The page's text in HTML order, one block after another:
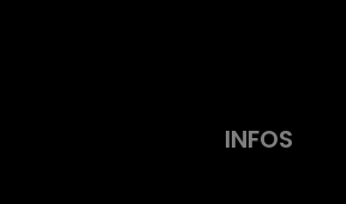
INFOS